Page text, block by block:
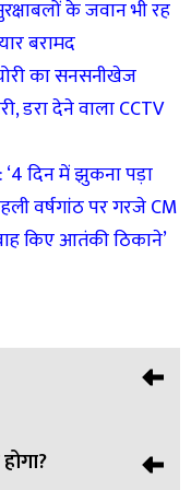
के जवान भी रह
बरामद
का सनसनीखेज
डरा देने वाला CCTV
दिन में झुकना पड़ा
वर्षगांठ पर गरजे CM
किए आतंकी ठिकाने’
के माध्यम से आदिवासी